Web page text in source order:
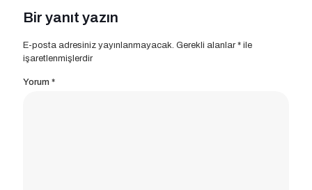
Bir yanıt yazın
E-posta adresiniz yayınlanmayacak. Gerekli alanlar * ile
işaretlenmişlerdir
Yorum *